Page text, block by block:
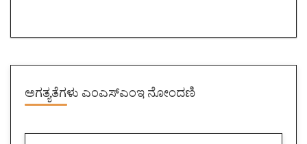
ಅಗತ್ಯತೆಗಳು ಎಂಎಸ್ಎಂಇ ನೋಂದಣಿ